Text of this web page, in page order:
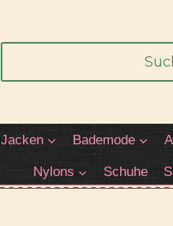
Jacken Bademode
Nylons Schuhe